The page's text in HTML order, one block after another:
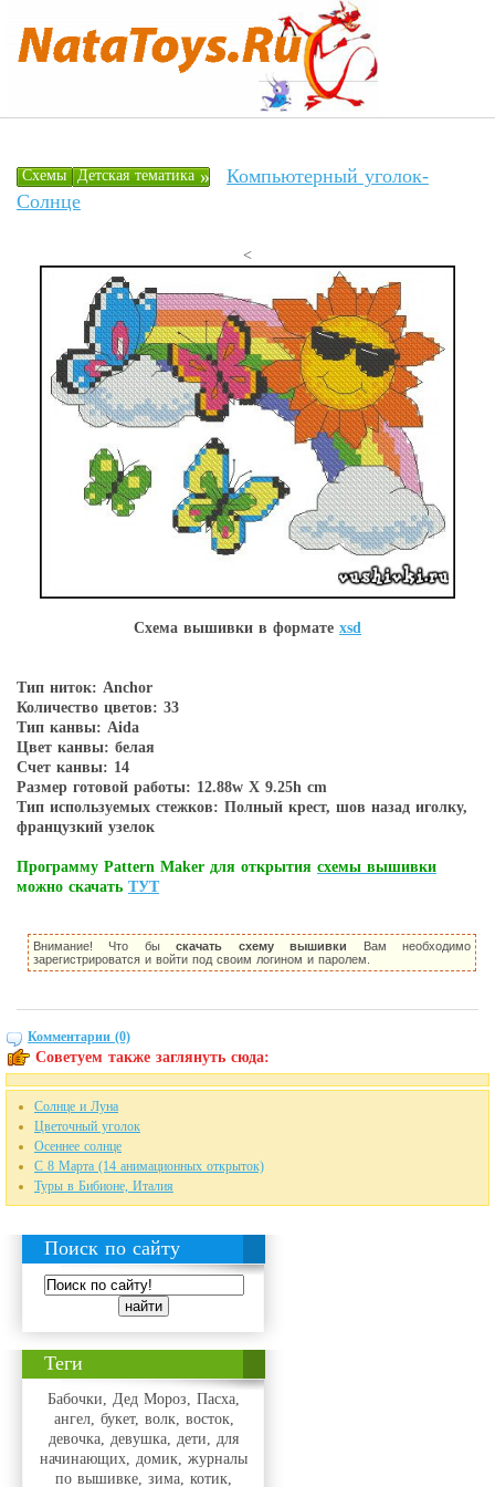
Схемы »
Детская тематика
Компьютерный уголок-
Солнце
<
Схема вышивки в форматe xsd
Тип ниток: Anchor
Количество цветов: 33
Тип канвы: Aida
Цвет канвы: белая
Счет канвы: 14
Размер готовой работы: 12.88w X 9.25h cm
Тип используемых стежков: Полный крест, шов назад иголку,
французкий узелок
Программу Pattern Maker для открытия схемы вышивки
можно скачать ТУТ
Внимание! Что быскачать схему вышивки Вам необходимо
зарегистрироватся и войти под своим логином и паролем.
Комментарии (0)
Советуем также заглянуть сюда:
Солнце и Луна
Цветочный уголок
Осеннее солнце
C 8 Марта (14 анимационных открыток)
Туры в Бибионе, Италия
Поиск по сайту
Теги
Бабочки, Дед Мороз, Пасха,
ангел, букет, волк, восток,
девочка, девушка, дети, для
начинающих, домик, журналы
по вышивке, зима, котик,